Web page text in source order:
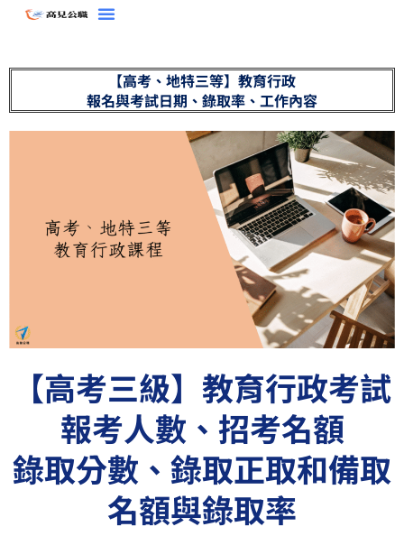
內
容
【高考、地特三等】教育行政
報名與考試日期、錄取率、工作內容
【高考三級】教育行政考試
報考人數、招考名額
錄取分數、錄取正取和備取
名額與錄取率